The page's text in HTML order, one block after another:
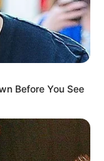
Before You See